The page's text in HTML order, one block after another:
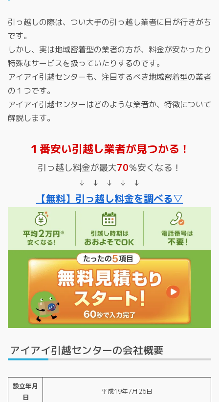
引っ越しの際は、つい大手の引っ越し業者に目が行きがち
です。
しかし、実は地域密着型の業者の方が、料金が安かったり
特殊なサービスを扱っていたりするのです。
アイアイ引越センターも、注目するべき地域密着型の業者
の１つです。
アイアイ引越センターはどのような業者か、特徴について
解説します。
１番安い引越し業者が見つかる！
引っ越し料金が最大70％安くなる！
↓ ↓ ↓ ↓ ↓
【無料】引っ越し料金を調べる▽
アイアイ引越センターの会社概要
設立年月
日
平成19年7月26日